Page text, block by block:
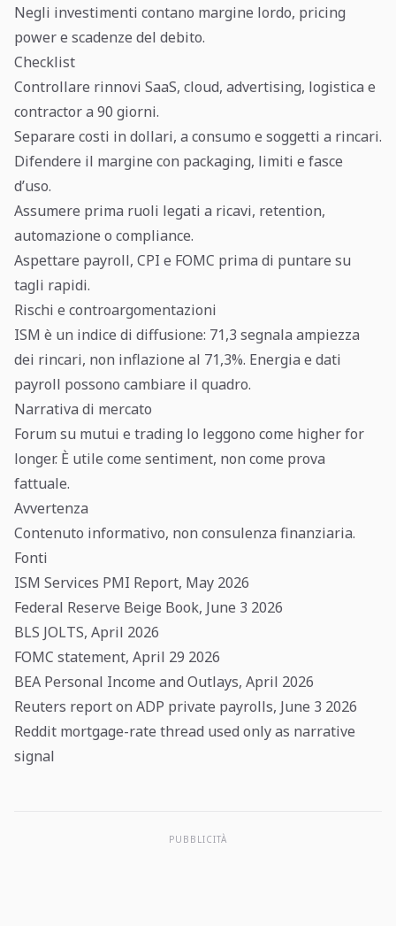
Negli investimenti contano margine lordo, pricing
power e scadenze del debito.
Checklist
Controllare rinnovi SaaS, cloud, advertising, logistica e
contractor a 90 giorni.
Separare costi in dollari, a consumo e soggetti a rincari.
Difendere il margine con packaging, limiti e fasce
d’uso.
Assumere prima ruoli legati a ricavi, retention,
automazione o compliance.
Aspettare payroll, CPI e FOMC prima di puntare su
tagli rapidi.
Rischi e controargomentazioni
ISM è un indice di diffusione: 71,3 segnala ampiezza
dei rincari, non inflazione al 71,3%. Energia e dati
payroll possono cambiare il quadro.
Narrativa di mercato
Forum su mutui e trading lo leggono come higher for
longer. È utile come sentiment, non come prova
fattuale.
Avvertenza
Contenuto informativo, non consulenza finanziaria.
Fonti
ISM Services PMI Report, May 2026
Federal Reserve Beige Book, June 3 2026
BLS JOLTS, April 2026
FOMC statement, April 29 2026
BEA Personal Income and Outlays, April 2026
Reuters report on ADP private payrolls, June 3 2026
Reddit mortgage-rate thread used only as narrative
signal
PUBBLICITÀ